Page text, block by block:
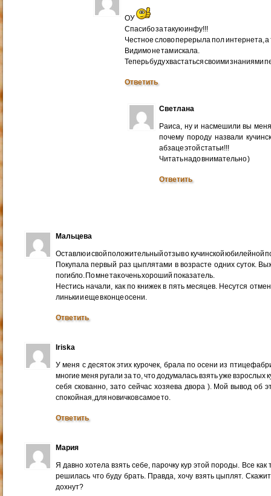
ОУ
Спасибо за такую инфу!!!
Честное слово перерыла пол интернета, а
Видимо не там искала.
Теперь буду хвастаться своими знаниями
Ответить
Светлана
Раиса, ну и насмешили вы
почему породу назвали
абзаце этой статьи!!!
Читать надо внимательно )
Ответить
Мальцева
Оставлю и свой положительный отзыв о кучинской юбилейной
Покупала первый раз цыплятами в возрасте одних суток.
погибло. По мне так очень хороший показатель.
Нестись начали, как по книжек в пять месяцев. Несутся
линьки и еще в конце осени.
Ответить
Iriska
У меня с десяток этих курочек, брала по осени из
многие меня ругали за то, что додумалась взять уже
себя скованно, зато сейчас хозяева двора ). Мой вывод об
спокойная, для новичков самое то.
Ответить
Мария
Я давно хотела взять себе, парочку кур этой породы. Все
решилась что буду брать. Правда, хочу взять цыплят.
дохнут?